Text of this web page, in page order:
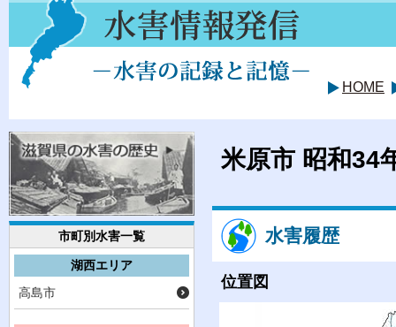
HOME
市町別水害一覧
湖西エリア
高島市
米原市 昭和34
水害履歴
位置図